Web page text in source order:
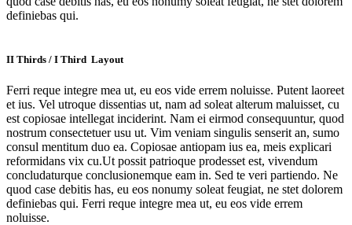
definiebas qui.
II Thirds / I Third Layout
Ferri reque integre mea ut, eu eos vide errem noluisse. Putent laoreet
et ius. Vel utroque dissentias ut, nam ad soleat alterum maluisset, cu
est copiosae intellegat inciderint. Nam ei eirmod consequuntur, quod
nostrum consectetuer usu ut. Vim veniam singulis senserit an, sumo
consul mentitum duo ea. Copiosae antiopam ius ea, meis explicari
reformidans vix cu.Ut possit patrioque prodesset est, vivendum
concludaturque conclusionemque eam in. Sed te veri partiendo. Ne
quod case debitis has, eu eos nonumy soleat feugiat, ne stet dolorem
definiebas qui. Ferri reque integre mea ut, eu eos vide errem
noluisse.